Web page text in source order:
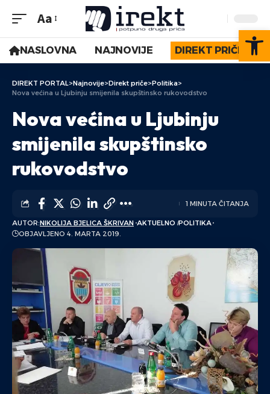
Aa
NASLOVNA NAJNOVIJE DIREKT PRIČE
DIREKT PORTAL>Najnovije>Direkt priče>Politika>
Nova većina u Ljubinju smijenila skupštinsko rukovodstvo
Nova većina u Ljubinju
smijenila skupštinsko
rukovodstvo
AUTOR:NIKOLIJA BJELICA ŠKRIVAN AKTUELNO POLITIKA
OBJAVLJENO 4. MARTA 2019.
1 MINUTA ČITANJA